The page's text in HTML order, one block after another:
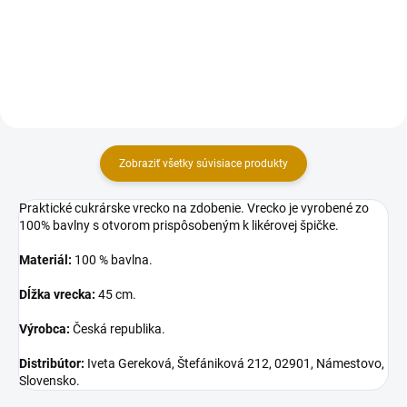
Zobraziť všetky súvisiace produkty
Praktické cukrárske vrecko na zdobenie. Vrecko je vyrobené zo
100% bavlny s otvorom prispôsobeným k likérovej špičke.
Materiál: 100 % bavlna.
Dĺžka vrecka: 45 cm.
Výrobca: Česká republika.
Distribútor: Iveta Gereková, Štefániková 212, 02901, Námestovo,
Slovensko.